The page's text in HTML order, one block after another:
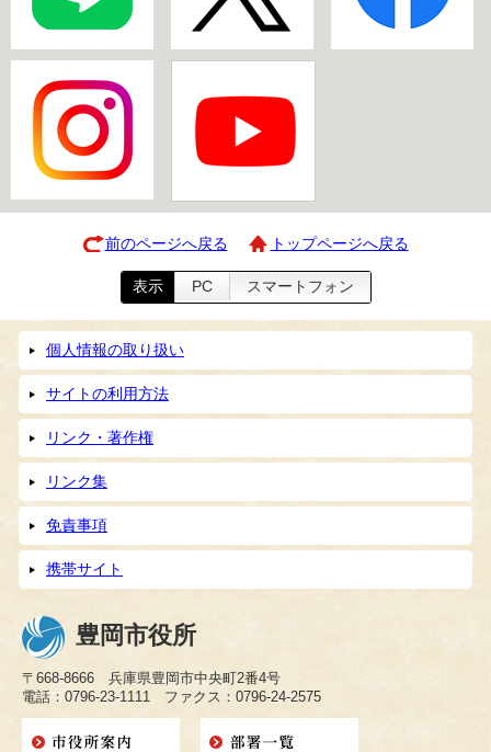
前のページへ戻る トップページへ戻る
表示 PC スマートフォン
個人情報の取り扱い
サイトの利用方法
リンク・著作権
リンク集
免責事項
携帯サイト
豊岡市役所
〒668-8666 兵庫県豊岡市中央町2番4号
電話：0796-23-1111 ファクス：0796-24-2575